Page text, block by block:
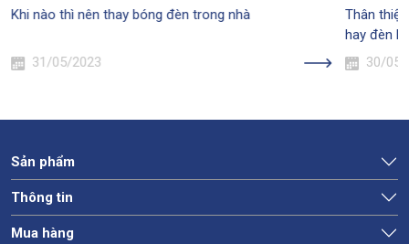
Khi nào thì nên thay bóng đèn trong nhà
31/05/2023
Thân
hay đèn
30/05/
Sản phẩm
Thông tin
Mua hàng